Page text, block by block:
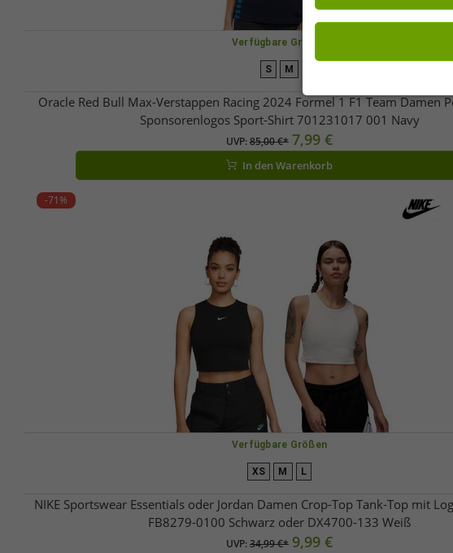
Verfügbare Größen
S M
Oracle Red Bull Max-Verstappen Racing 2024 Formel 1 F1 Team Damen
Sponsorenlogos Sport-Shirt 701231017 001 Navy
UVP:85,00 €* 7,99 €
In den Warenkorb
-71%
Verfügbare Größen
XS M L
NIKE Sportswear Essentials oder Jordan Damen Crop-Top Tank-Top mit
FB8279-0100 Schwarz oder DX4700-133 Weiß
UVP:34,99 €* 9,99 €